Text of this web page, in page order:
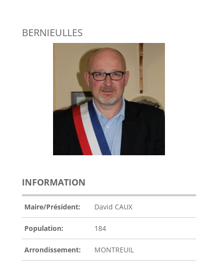
BERNIEULLES
INFORMATION
Maire/Président: David CAUX
Population: 184
Arrondissement: MONTREUIL